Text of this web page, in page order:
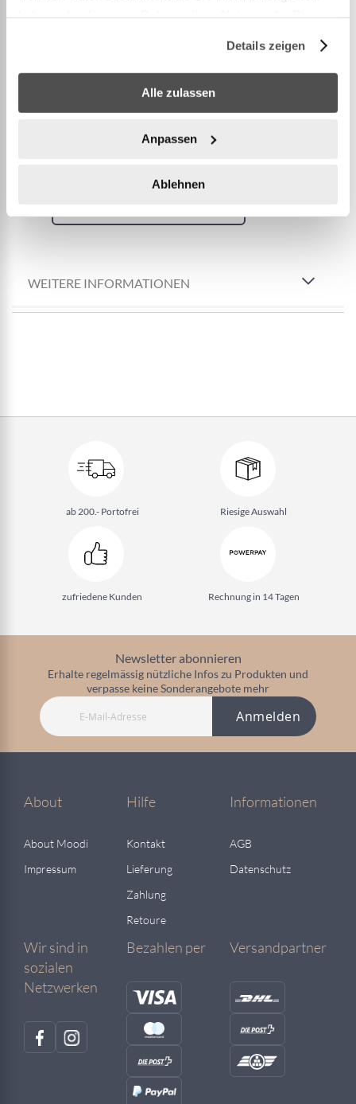
Details zeigen
Alle zulassen
Anpassen
Ablehnen
und sorgen für Rostbeständigkeit.
Sandfilterpumpe, eine Poolle
WEITERE INFORMATIONEN
ab 200.- Portofrei Riesige Auswahl
zufriedene Kunden Rechnung in 14 Tagen
Newsletter abonnieren
Erhalte regelmässig nützliche Infos zu Produkten und
verpasse keine Sonderangebote mehr
Anmelden
About
About Moodi
Impressum
Hilfe
Kontakt
Lieferung
Zahlung
Retoure
Informationen
AGB
Datenschutz
Wir sind in
sozialen
Netzwerken
Bezahlen per Versandpartner